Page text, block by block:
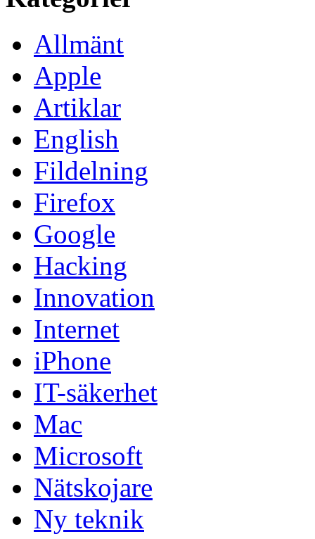
Allmänt
Apple
Artiklar
English
Fildelning
Firefox
Google
Hacking
Innovation
Internet
iPhone
IT-säkerhet
Mac
Microsoft
Nätskojare
Ny teknik